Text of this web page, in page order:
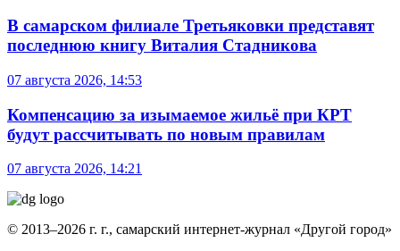
В самарском филиале Третьяковки представят
последнюю книгу Виталия Стадникова
07 августа 2026, 14:53
Компенсацию за изымаемое жильё при КРТ
будут рассчитывать по новым правилам
07 августа 2026, 14:21
© 2013–2026 г. г., самарский интернет-журнал «Другой город»